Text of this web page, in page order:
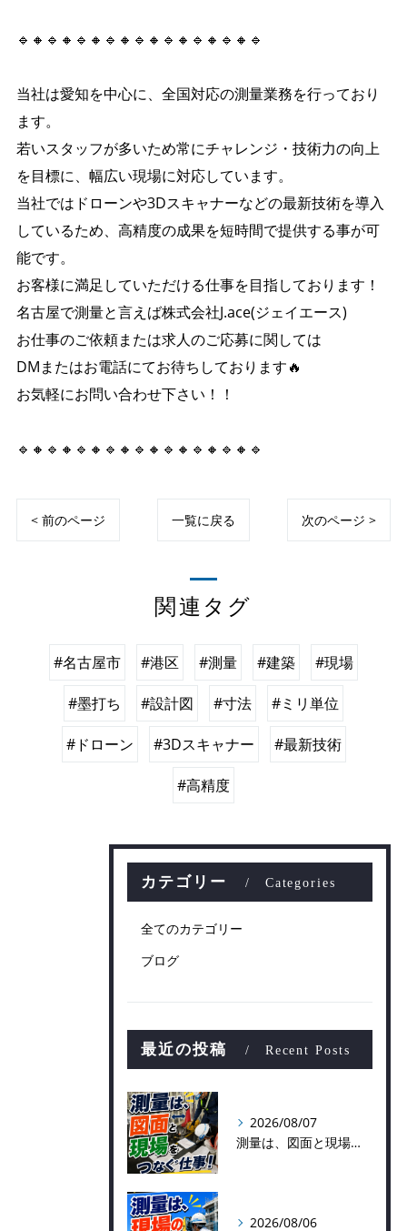
🔹🔸🔹🔸🔹🔸🔹🔸🔹🔸🔹🔸🔹🔸🔹🔸🔹
当社は愛知を中心に、全国対応の測量業務を行っており
ます。
若いスタッフが多いため常にチャレンジ・技術力の向上
を目標に、幅広い現場に対応しています。
当社ではドローンや3Dスキャナーなどの最新技術を導入
しているため、高精度の成果を短時間で提供する事が可
能です。
お客様に満足していただける仕事を目指しております！
名古屋で測量と言えば株式会社J.ace(ジェイエース)
お仕事のご依頼または求人のご応募に関しては
DMまたはお電話にてお待ちしております🔥
お気軽にお問い合わせ下さい！！
🔹🔸🔹🔸🔹🔸🔹🔸🔹🔸🔹🔸🔹🔸🔹🔸🔹
< 前のページ 一覧に戻る 次のページ >
関連タグ
#名古屋市 #港区 #測量 #建築 #現場
#墨打ち #設計図 #寸法 #ミリ単位
#ドローン #3Dスキャナー #最新技術
#高精度
カテゴリー Categories
全てのカテゴリー
ブログ
最近の投稿 Recent Posts
2026/08/07
測量は、図面と現場をつなぐ仕事！
2026/08/06